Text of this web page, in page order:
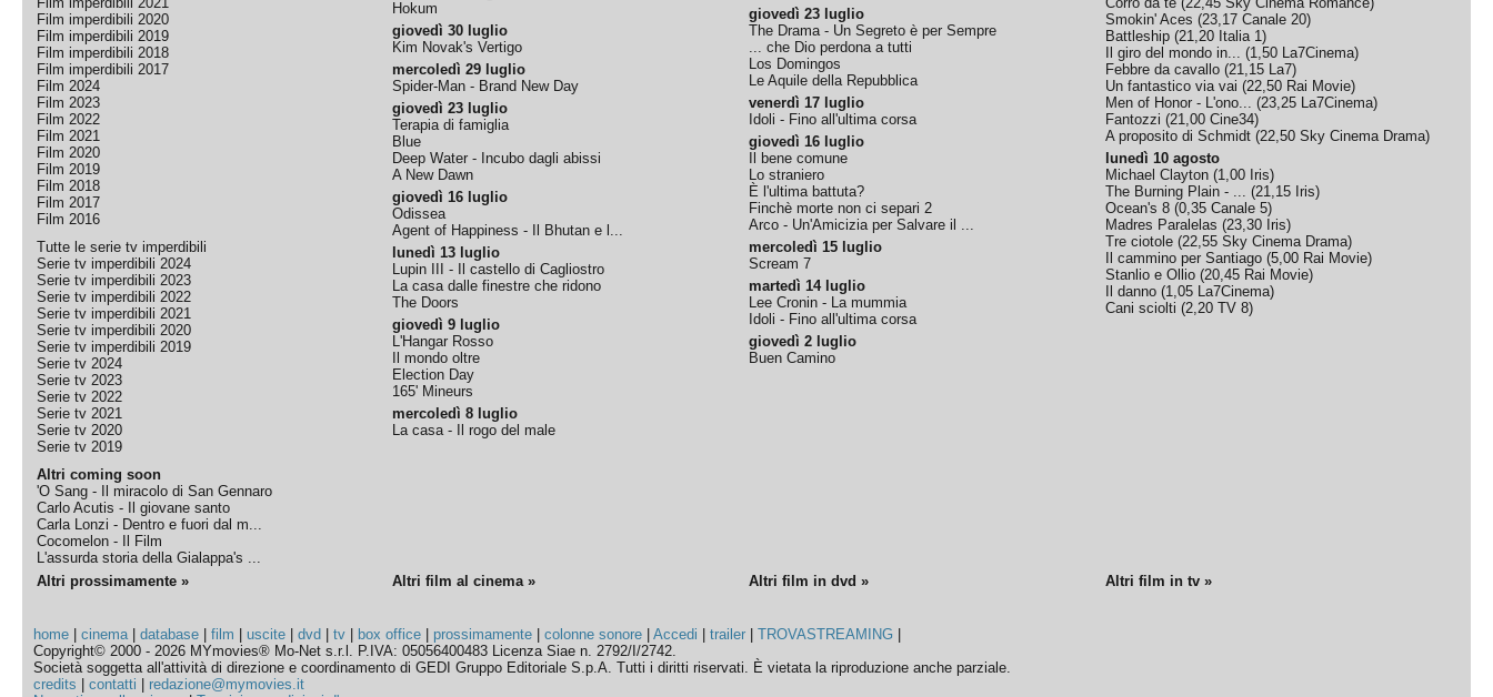
Film imperdibili 2020
Film imperdibili 2019
Film imperdibili 2018
Film imperdibili 2017
Film 2024
Film 2023
Film 2022
Film 2021
Film 2020
Film 2019
Film 2018
Film 2017
Film 2016
Tutte le serie tv imperdibili
Serie tv imperdibili 2024
Serie tv imperdibili 2023
Serie tv imperdibili 2022
Serie tv imperdibili 2021
Serie tv imperdibili 2020
Serie tv imperdibili 2019
Serie tv 2024
Serie tv 2023
Serie tv 2022
Serie tv 2021
Serie tv 2020
Serie tv 2019
Altri coming soon
'O Sang - Il miracolo di San Gennaro
Carlo Acutis - Il giovane santo
Carla Lonzi - Dentro e fuori dal m...
Cocomelon - Il Film
L'assurda storia della Gialappa's ...
Hokum
giovedì 30 luglio
Kim Novak's Vertigo
mercoledì 29 luglio
Spider-Man - Brand New Day
giovedì 23 luglio
Terapia di famiglia
Blue
Deep Water - Incubo dagli abissi
A New Dawn
giovedì 16 luglio
Odissea
Agent of Happiness - Il Bhutan e l...
lunedì 13 luglio
Lupin III - Il castello di Cagliostro
La casa dalle finestre che ridono
The Doors
giovedì 9 luglio
L'Hangar Rosso
Il mondo oltre
Election Day
165' Mineurs
mercoledì 8 luglio
La casa - Il rogo del male
giovedì 23 luglio
The Drama - Un Segreto è per Sempre
... che Dio perdona a tutti
Los Domingos
Le Aquile della Repubblica
venerdì 17 luglio
Idoli - Fino all'ultima corsa
giovedì 16 luglio
Il bene comune
Lo straniero
È l'ultima battuta?
Finchè morte non ci separi 2
Arco - Un'Amicizia per Salvare il ...
mercoledì 15 luglio
Scream 7
martedì 14 luglio
Lee Cronin - La mummia
Idoli - Fino all'ultima corsa
giovedì 2 luglio
Buen Camino
Smokin' Aces (23,17 Canale 20)
Battleship (21,20 Italia 1)
Il giro del mondo in... (1,50 La7Cinema)
Febbre da cavallo (21,15 La7)
Un fantastico via vai (22,50 Rai Movie)
Men of Honor - L'ono... (23,25 La7Cinema)
Fantozzi (21,00 Cine34)
A proposito di Schmidt (22,50 Sky Cinema Drama)
lunedì 10 agosto
Michael Clayton (1,00 Iris)
The Burning Plain - ... (21,15 Iris)
Ocean's 8 (0,35 Canale 5)
Madres Paralelas (23,30 Iris)
Tre ciotole (22,55 Sky Cinema Drama)
Il cammino per Santiago (5,00 Rai Movie)
Stanlio e Ollio (20,45 Rai Movie)
Il danno (1,05 La7Cinema)
Cani sciolti (2,20 TV 8)
Altri prossimamente » Altri film al cinema » Altri film in dvd » Altri film in tv »
home |cinema|database |film |uscite |dvd |tv box office prossimamente |colonne sonore |Accedi |trailer |TROVASTREAMING
Copyright© 2000 - 2026 MYmovies® Mo-Net s.r.l. P.IVA: 05056400483 Licenza Siae n. 2792/I/2742.
Società soggetta all'attività di direzione e coordinamento di GEDI Gruppo Editoriale S.p.A. Tutti i diritti riservati. È vietata la riproduzione anche parziale.
credits |contatti
redazione@mymovies.it